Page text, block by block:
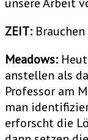
unsere Arbeit
ZEIT:
Meadows:
anstellen als
Professor am
man
erforscht die